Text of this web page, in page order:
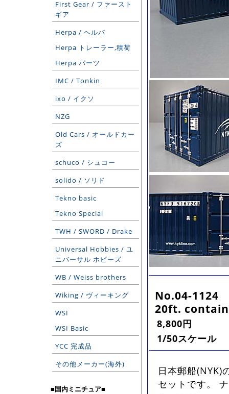
First Gear / ファースト
ギア
Herpa / ヘルパ
Herpa トレーラー,積荷
Herpa パーツ
IMC / Tonkin
ixo / イクソ
NZG
Old Cars / オールドカー
ズ
schuco / シュコー
solido / ソリド
Tekno basic
Tekno Special
TWH / SWORD / Drake
Universal Hobbies / ユ
ニバーサル ホビーズ
WB / Weiss brothers
Wiking / ヴィーキング
WSI
WSI Basic
YCC 完成品
その他メーカー(海外)
■国内ミニチュア■
No.04-1124
20ft.
8,800円
1/50スケール
日本郵船(NYK)
セットです。